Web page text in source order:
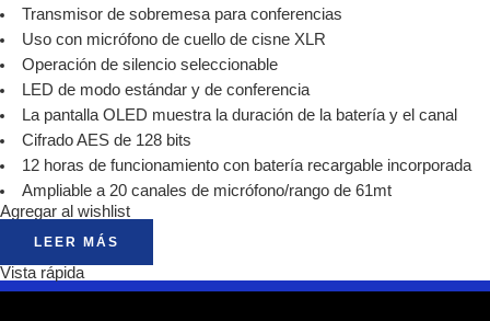
Transmisor de sobremesa para conferencias
Uso con micrófono de cuello de cisne XLR
Operación de silencio seleccionable
LED de modo estándar y de conferencia
La pantalla OLED muestra la duración de la batería y el canal
Cifrado AES de 128 bits
12 horas de funcionamiento con batería recargable incorporada
Ampliable a 20 canales de micrófono/rango de 61mt
Agregar al wishlist
LEER MÁS
Vista rápida